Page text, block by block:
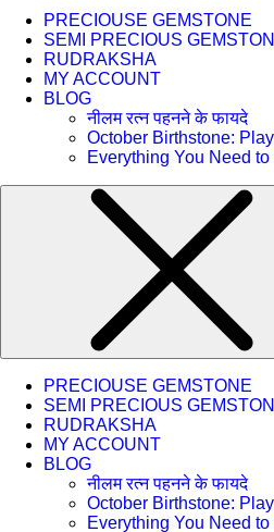
PRECIOUSE GEMSTONE
SEMI PRECIOUS
RUDRAKSHA
MY ACCOUNT
BLOG
नीलम रत्न पहनने के फायदे
October Birthstone:
Everything You Need
PRECIOUSE GEMSTONE
SEMI PRECIOUS
RUDRAKSHA
MY ACCOUNT
BLOG
नीलम रत्न पहनने के फायदे
October Birthstone:
Everything You Need